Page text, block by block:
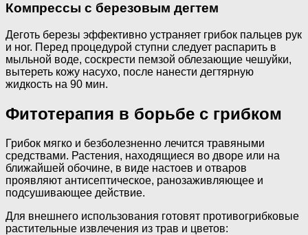
Компрессы с березовым дегтем
Деготь березы эффективно устраняет грибок пальцев рук
и ног. Перед процедурой ступни следует распарить в
мыльной воде, соскрести пемзой облезающие чешуйки,
вытереть кожу насухо, после нанести дегтярную
жидкость на 90 мин.
Фитотерапия в борьбе с грибком
Грибок мягко и безболезненно лечится травяными
средствами. Растения, находящиеся во дворе или на
ближайшей обочине, в виде настоев и отваров
проявляют антисептическое, ранозаживляющее и
подсушивающее действие.
Для внешнего использования готовят противогрибковые
растительные извлечения из трав и цветов: